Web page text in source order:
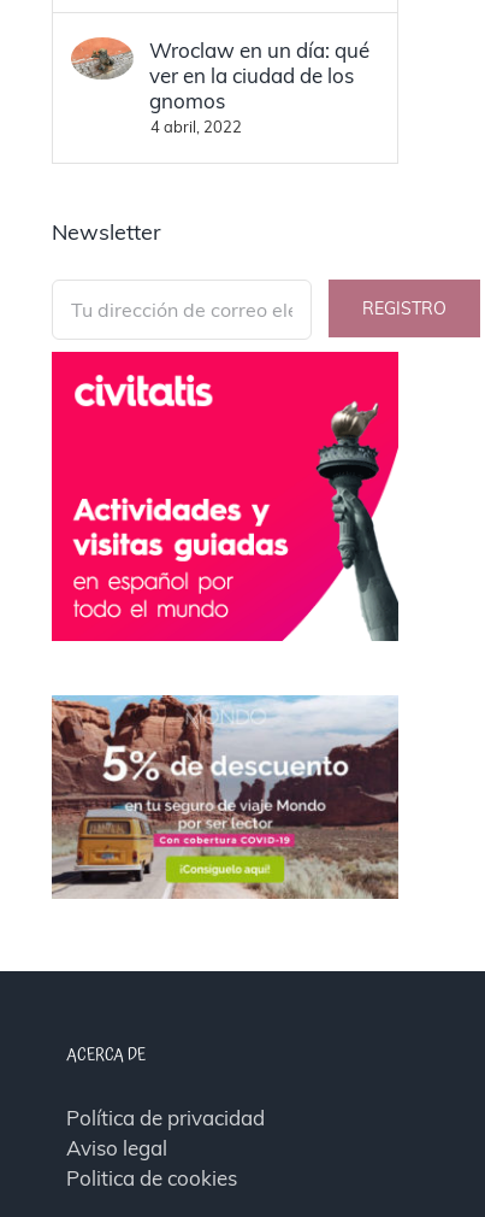
Wroclaw en un día: qué
ver en la ciudad de los
gnomos
4 abril, 2022
Newsletter
ACERCA DE
Política de privacidad
Aviso legal
Politica de cookies